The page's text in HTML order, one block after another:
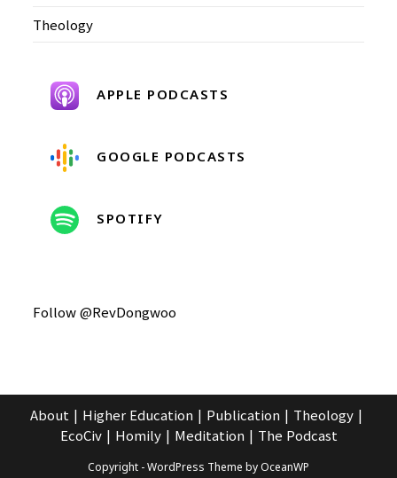
Theology
APPLE PODCASTS
GOOGLE PODCASTS
SPOTIFY
Follow @RevDongwoo
About Higher Education Publication
Theology
EcoCiv
Homily Meditation The Podcast
Copyright - WordPress Theme by OceanWP